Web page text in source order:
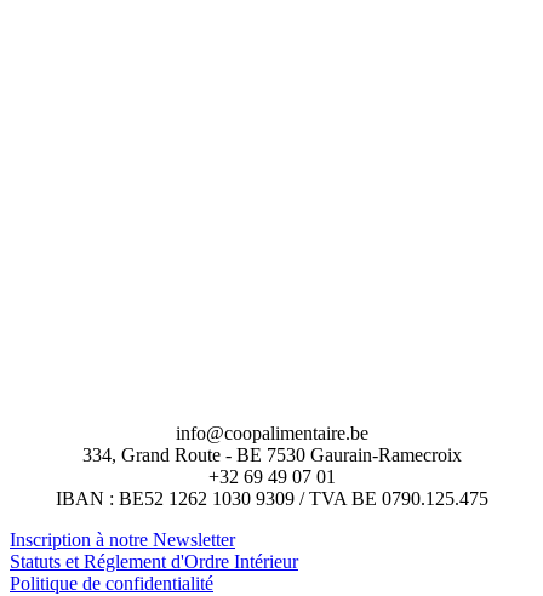
info@coopalimentaire.be
334, Grand Route - BE 7530 Gaurain-Ramecroix
+32 69 49 07 01
IBAN : BE52 1262 1030 9309 / TVA BE 0790.125.475
Inscription à notre Newsletter
Statuts et Réglement d'Ordre Intérieur
Politique de confidentialité